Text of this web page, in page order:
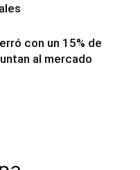
con un 15% de
al mercado